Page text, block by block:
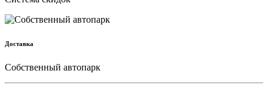
Доставка
Собственный автопарк